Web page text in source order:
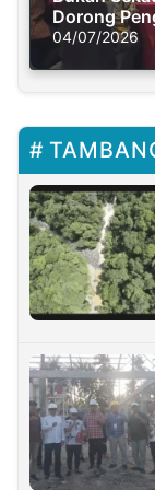
Dorong
Solusi Krisis
04/07/2026